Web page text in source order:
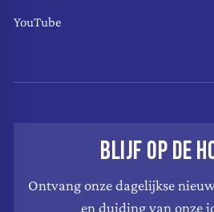
YouTube
BLIJF OP DE
Ontvang onze dagelijkse
en duiding van onze